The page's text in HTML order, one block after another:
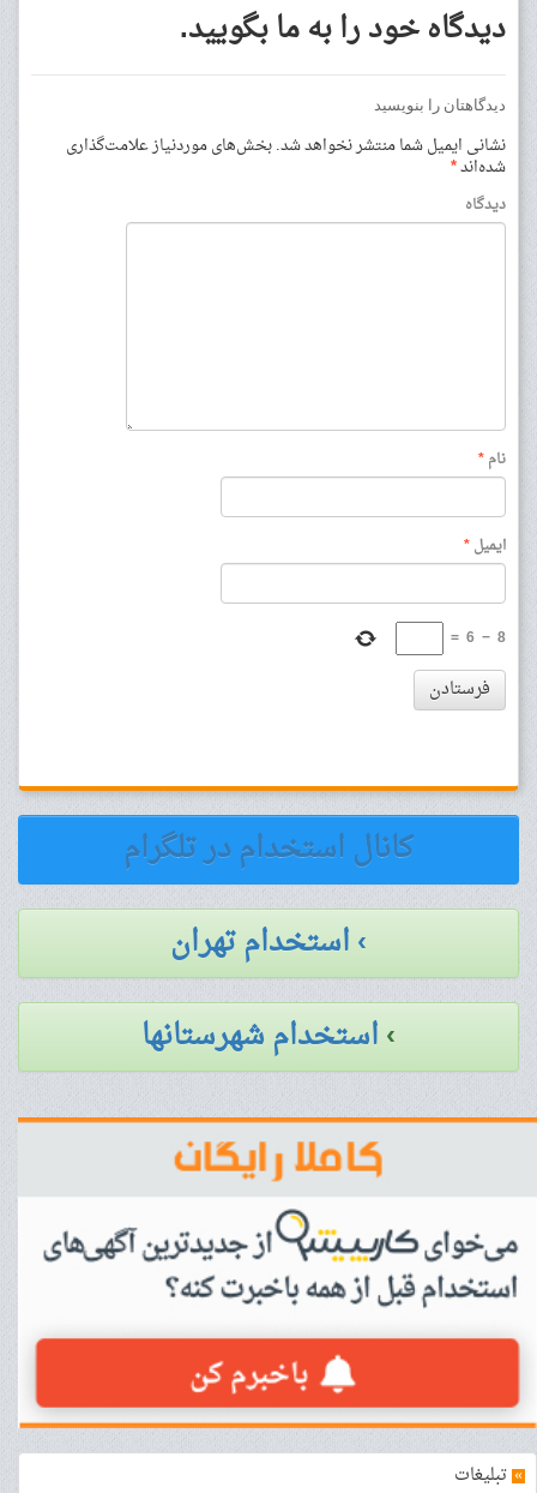
دیدگاه خود را به ما بگویید.
دیدگاهتان را بنویسید
نشانی ایمیل شما منتشر نخواهد شد.بخش‌های موردنیاز علامت‌گذاری
شده‌اند*
دیدگاه
نام*
ایمیل*
8
−
6
=
فرستادن
کانال استخدام در تلگرام
› استخدام تهران
›استخدام شهرستانها
» تبلیغات